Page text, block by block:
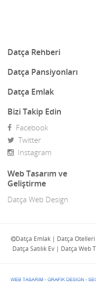
Dekorasyon
Demir Doğrama
Dergiler
Diğer Ürünler
Direk Sahibinden
Diş Doktorları
Doğa Turları
Eğlence Mekanları
Datça Rehberi
Datça Pansiyonları
Datça Emlak
Bizi Takip Edin
Facebook
Twitter
Instagram
Web Tasarım ve
Geliştirme
Datça Web Design
Datça Emlak | Datça
Datça Satılık Ev | Datça